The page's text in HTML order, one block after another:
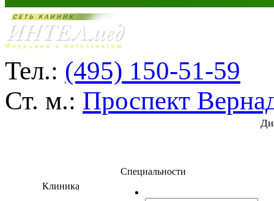
Тел.: (495) 150-51-59
Ст. м.: Проспект
Клиника
Специальности